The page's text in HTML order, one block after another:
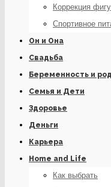
Коррекция
Спортивное
Он и Она
Свадьба
Беременность и
Семья и Дети
Здоровье
Деньги
Карьера
Home and Life
Как выбрать